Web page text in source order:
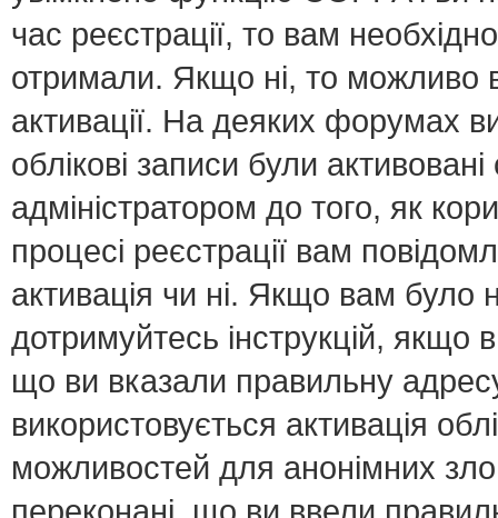
час реєстрації, то вам
отримали. Якщо ні, то можливо
активації. На деяких форумах
облікові записи були
адміністратором до того, як
процесі реєстрації вам
активація чи ні. Якщо вам
дотримуйтесь інструкцій,
що ви вказали правильну
використовується активація
можливостей для анонімних